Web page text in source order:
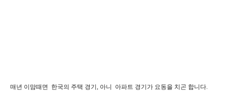
매년 이맘때면 한국의 주택 경기, 아니 아파트 경기가 요동을 치곤 합니다.